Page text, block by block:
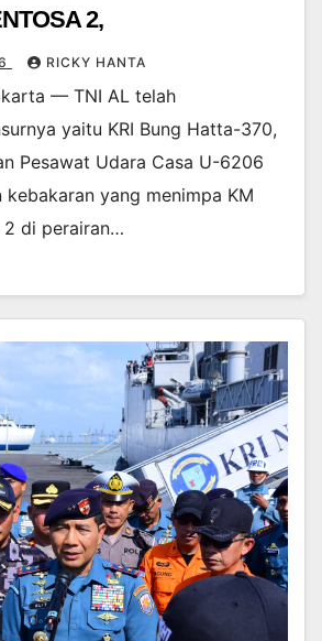
2,
RICKY HANTA
— TNI AL telah
yaitu KRI Bung Hatta-370,
Pesawat Udara Casa U-6206
yang menimpa KM
2 di perairan…